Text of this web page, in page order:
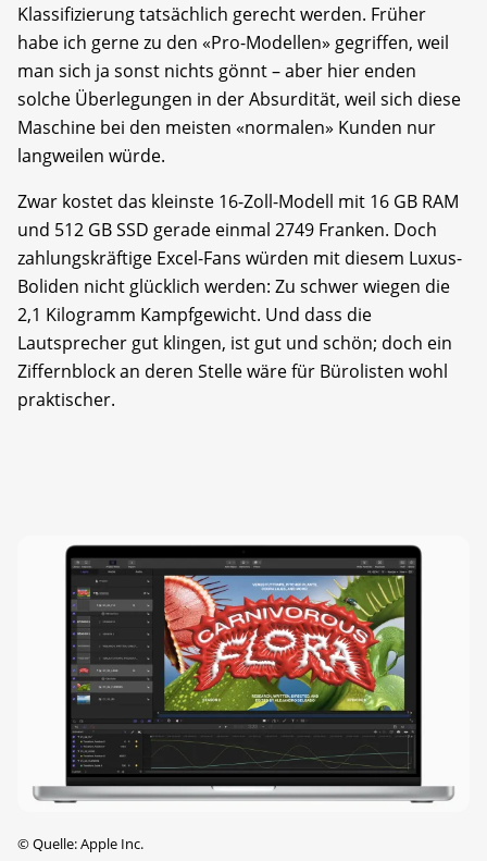
Klassifizierung tatsächlich gerecht werden. Früher
habe ich gerne zu den «Pro-Modellen» gegriffen, weil
man sich ja sonst nichts gönnt – aber hier enden
solche Überlegungen in der Absurdität, weil sich diese
Maschine bei den meisten «normalen» Kunden nur
langweilen würde.
Zwar kostet das kleinste 16-Zoll-Modell mit 16 GB RAM
und 512 GB SSD gerade einmal 2749 Franken. Doch
zahlungskräftige Excel-Fans würden mit diesem Luxus-
Boliden nicht glücklich werden: Zu schwer wiegen die
2,1 Kilogramm Kampfgewicht. Und dass die
Lautsprecher gut klingen, ist gut und schön; doch ein
Ziffernblock an deren Stelle wäre für Bürolisten wohl
praktischer.
©Quelle: Apple Inc.